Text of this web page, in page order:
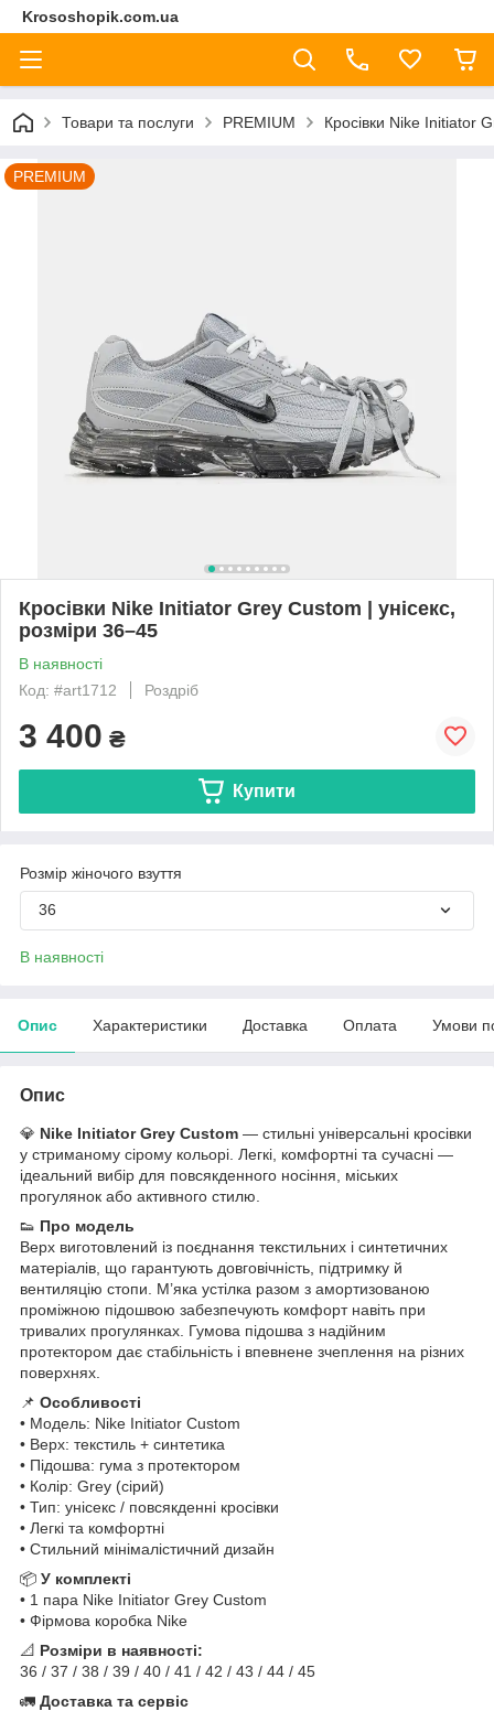
Krososhopik.com.ua
Товари та послуги PREMIUM Кросівки Nike Initiator
PREMIUM
Кросівки Nike Initiator Grey Custom | унісекс,
розміри 36–45
В наявності
Код: #art1712
Роздріб
3 400 ₴
Купити
Розмір жіночого взуття
36
В наявності
Опис Характеристики Доставка Оплата Умови
Опис
💎 Nike Initiator Grey Custom — стильні універсальні кросівки
у стриманому сірому кольорі. Легкі, комфортні та сучасні —
ідеальний вибір для повсякденного носіння, міських
прогулянок або активного стилю.
👟 Про модель
Верх виготовлений із поєднання текстильних і синтетичних
матеріалів, що гарантують довговічність, підтримку й
вентиляцію стопи. М’яка устілка разом з амортизованою
проміжною підошвою забезпечують комфорт навіть при
тривалих прогулянках. Гумова підошва з надійним
протектором дає стабільність і впевнене зчеплення на різних
поверхнях.
📌 Особливості
• Модель: Nike Initiator Custom
• Верх: текстиль + синтетика
• Підошва: гума з протектором
• Колір: Grey (сірий)
• Тип: унісекс / повсякденні кросівки
• Легкі та комфортні
• Стильний мінімалістичний дизайн
📦 У комплекті
• 1 пара Nike Initiator Grey Custom
• Фірмова коробка Nike
📐 Розміри в наявності:
36 / 37 / 38 / 39 / 40 / 41 / 42 / 43 / 44 / 45
🚛 Доставка та сервіс